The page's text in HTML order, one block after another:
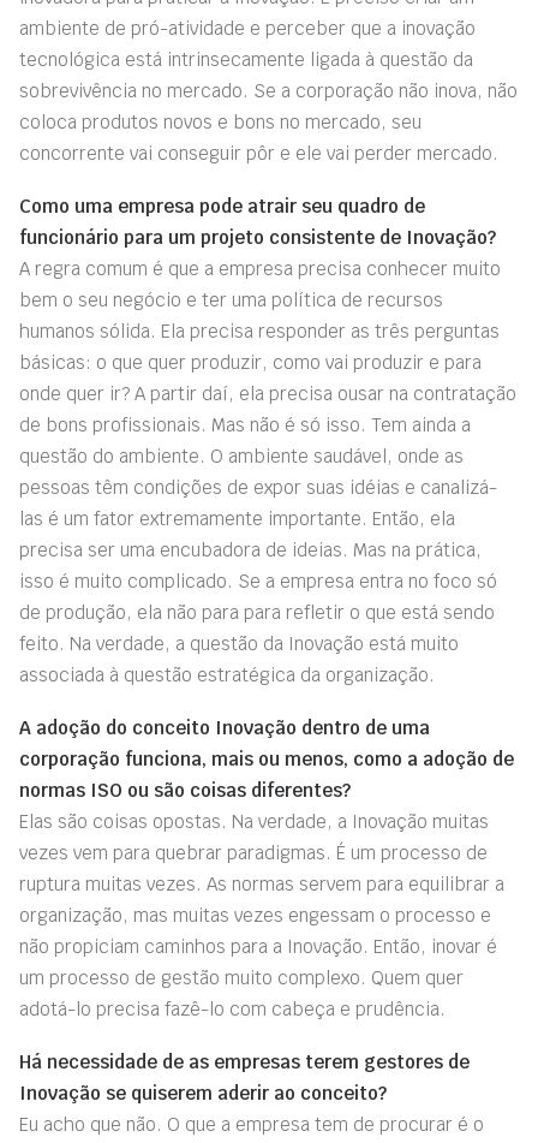
ambiente de pró-atividade e perceber que a inovação
tecnológica está intrinsecamente ligada à questão da
sobrevivência no mercado. Se a corporação não inova, não
coloca produtos novos e bons no mercado, seu
concorrente vai conseguir pôr e ele vai perder mercado.
Como uma empresa pode atrair seu quadro de
funcionário para um projeto consistente de Inovação?
A regra comum é que a empresa precisa conhecer muito
bem o seu negócio e ter uma política de recursos
humanos sólida. Ela precisa responder as três perguntas
básicas: o que quer produzir, como vai produzir e para
onde quer ir? A partir daí, ela precisa ousar na contratação
de bons profissionais. Mas não é só isso. Tem ainda a
questão do ambiente. O ambiente saudável, onde as
pessoas têm condições de expor suas idéias e canalizá-
las é um fator extremamente importante. Então, ela
precisa ser uma encubadora de ideias. Mas na prática,
isso é muito complicado. Se a empresa entra no foco só
de produção, ela não para para refletir o que está sendo
feito. Na verdade, a questão da Inovação está muito
associada à questão estratégica da organização.
A adoção do conceito Inovação dentro de uma
corporação funciona, mais ou menos, como a adoção de
normas ISO ou são coisas diferentes?
Elas são coisas opostas. Na verdade, a Inovação muitas
vezes vem para quebrar paradigmas. É um processo de
ruptura muitas vezes. As normas servem para equilibrar a
organização, mas muitas vezes engessam o processo e
não propiciam caminhos para a Inovação. Então, inovar é
um processo de gestão muito complexo. Quem quer
adotá-lo precisa fazê-lo com cabeça e prudência.
Há necessidade de as empresas terem gestores de
Inovação se quiserem aderir ao conceito?
Eu acho que não. O que a empresa tem de procurar é o